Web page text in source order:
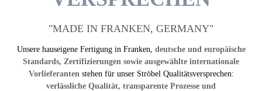
"MADE IN FRANKEN, GERMANY"
Unsere hauseigene Fertigung in Franken, deutsche und europäische
Standards, Zertifizierungen sowie ausgewählte internationale
Vorlieferanten stehen für unser Ströbel Qualitätsversprechen:
verlässliche Qualität, transparente Prozesse und